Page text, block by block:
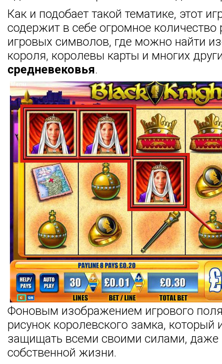
Как и подобает такой тематике, этот
содержит в себе огромное
игровых символов, где можно найти
короля, королевы карты и многих
средневековья.
Фоновым изображением игрового
рисунок королевского замка, который
защищать всеми своими силами, даже
собственной жизни.